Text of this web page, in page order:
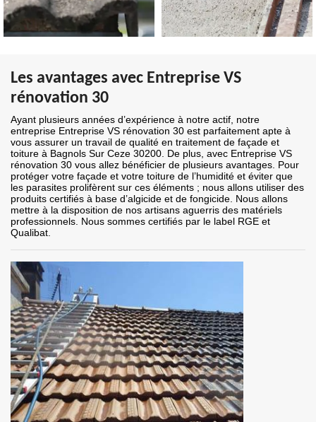
Les avantages avec Entreprise VS
rénovation 30
Ayant plusieurs années d’expérience à notre actif, notre
entreprise Entreprise VS rénovation 30 est parfaitement apte à
vous assurer un travail de qualité en traitement de façade et
toiture à Bagnols Sur Ceze 30200. De plus, avec Entreprise VS
rénovation 30 vous allez bénéficier de plusieurs avantages. Pour
protéger votre façade et votre toiture de l’humidité et éviter que
les parasites prolifèrent sur ces éléments ; nous allons utiliser des
produits certifiés à base d’algicide et de fongicide. Nous allons
mettre à la disposition de nos artisans aguerris des matériels
professionnels. Nous sommes certifiés par le label RGE et
Qualibat.